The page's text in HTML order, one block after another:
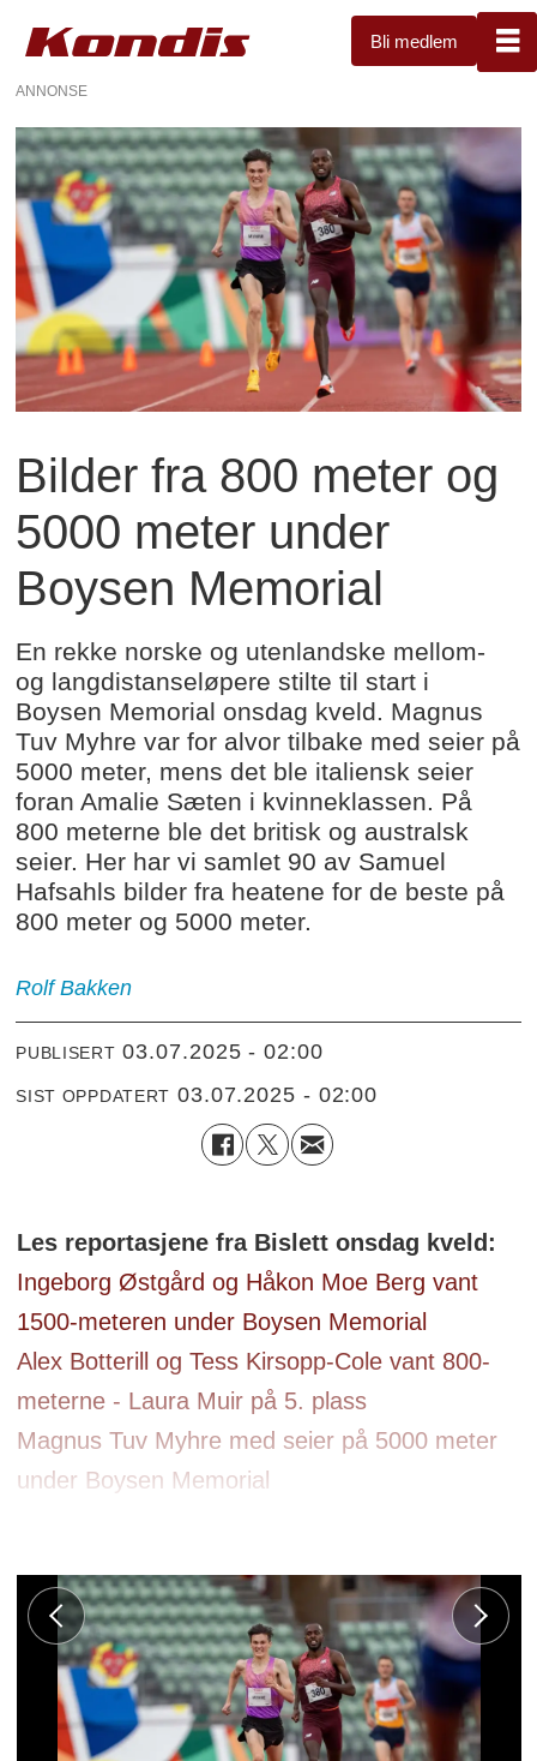
Bli medlem
ANNONSE
Bilder fra 800 meter og
5000 meter under
Boysen Memorial
En rekke norske og utenlandske mellom-
og langdistanseløpere stilte til start i
Boysen Memorial onsdag kveld. Magnus
Tuv Myhre var for alvor tilbake med seier på
5000 meter, mens det ble italiensk seier
foran Amalie Sæten i kvinneklassen. På
800 meterne ble det britisk og australsk
seier. Her har vi samlet 90 av Samuel
Hafsahls bilder fra heatene for de beste på
800 meter og 5000 meter.
Rolf Bakken
PUBLISERT 03.07.2025 - 02:00
SIST OPPDATERT 03.07.2025 - 02:00
Les reportasjene fra Bislett onsdag kveld:
Ingeborg Østgård og Håkon Moe Berg vant
1500-meteren under Boysen Memorial
Alex Botterill og Tess Kirsopp-Cole vant 800-
meterne - Laura Muir på 5. plass
Magnus Tuv Myhre med seier på 5000 meter
under Boysen Memorial